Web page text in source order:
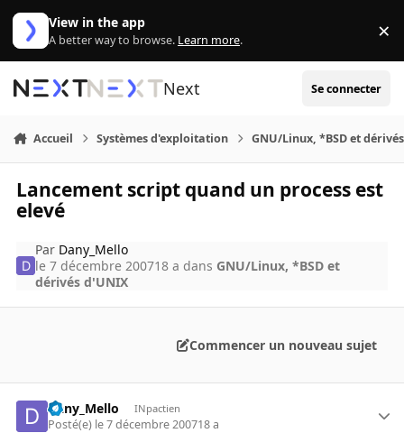
Aller au contenu
View in the app
A better way to browse. Learn more. ×
Next Se connecter
Accueil Systèmes d'exploitation GNU/Linux, *BSD et
Lancement script quand un process est
elevé
Par Dany_Mello
le 7 décembre 200718 a dans GNU/Linux, *BSD et
dérivés d'UNIX
Commencer un nouveau sujet
Dany_Mello INpactien
Posté(e) le 7 décembre 200718 a